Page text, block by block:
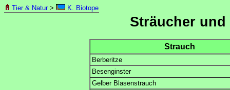
Tier & Natur> K. Biotope
Sträucher
Strauch
Berberitze
Besenginster
Gelber Blasenstrauch